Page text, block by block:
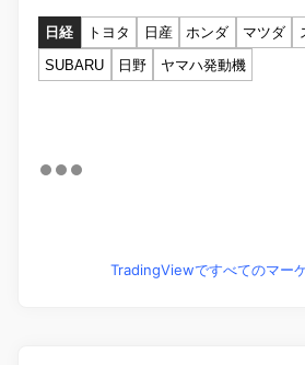
日経 トヨタ 日産 ホンダ マツダ
SUBARU
日野 ヤマハ発動機
TradingViewですべてのマー